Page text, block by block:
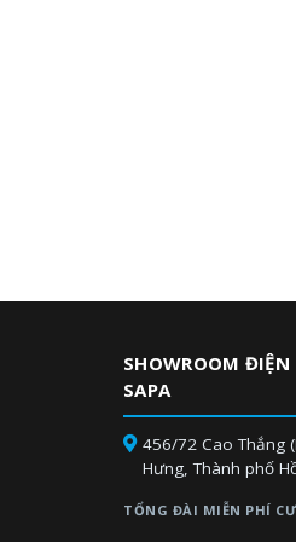
SHOWROOM
SAPA
456/72 Cao Thắng
Hưng, Thành phố
TỔNG ĐÀI MIỄN PHÍ